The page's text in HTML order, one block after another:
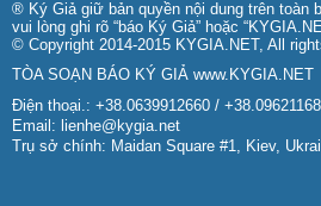
® Ký Giả giữ bản quyền nội dung trên toàn
vui lòng ghi rõ “báo Ký Giả” hoặc
© Copyright 2014-2015 KYGIA.NET, All
TÒA SOẠN BÁO KÝ GIẢ www.KYGIA.NET
Điện thoại.: +38.0639912660 /
Email: lienhe@kygia.net
Trụ sở chính: Maidan Square #1, Kiev,